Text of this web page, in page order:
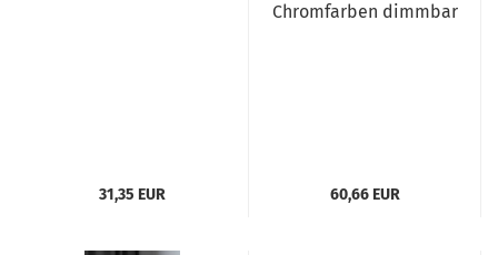
31,35 EUR
Chromfarben dimmbar
60,66 EUR